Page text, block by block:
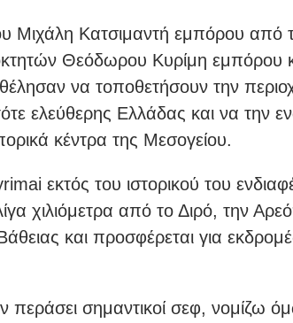
Μιχάλη Κατσιμαντή εμπόρου από
Θεόδωρου Κυρίμη εμπόρου
να τοποθετήσουν την
ελεύθερης Ελλάδας και να την
κέντρα της Μεσογείου.
εκτός του ιστορικού του
χιλιόμετρα από το Διρό, την
και προσφέρεται για
σημαντικοί σεφ, νομίζω